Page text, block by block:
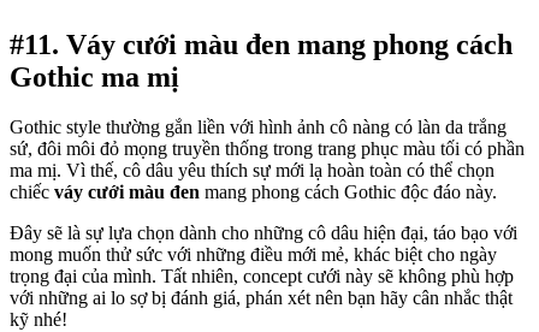
#11. Váy cưới màu đen mang phong cách
Gothic ma mị
Gothic style thường gắn liền với hình ảnh cô nàng có làn da trắng
sứ, đôi môi đỏ mọng truyền thống trong trang phục màu tối có phần
ma mị. Vì thế, cô dâu yêu thích sự mới lạ hoàn toàn có thể chọn
chiếc váy cưới màu đen mang phong cách Gothic độc đáo này.
Đây sẽ là sự lựa chọn dành cho những cô dâu hiện đại, táo bạo với
mong muốn thử sức với những điều mới mẻ, khác biệt cho ngày
trọng đại của mình. Tất nhiên, concept cưới này sẽ không phù hợp
với những ai lo sợ bị đánh giá, phán xét nên bạn hãy cân nhắc thật
kỹ nhé!